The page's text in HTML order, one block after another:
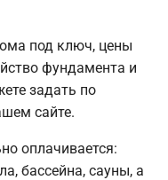
под ключ, цены
фундамента и
задать по
сайте.
оплачивается:
бассейна, сауны, а